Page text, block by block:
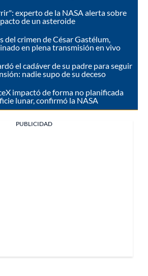
experto de la NASA alerta sobre
de un asteroide
del crimen de César Gastélum,
en plena transmisión en vivo
el cadáver de su padre para seguir
nadie supo de su deceso
impactó de forma no planificada
lunar, confirmó la NASA
PUBLICIDAD